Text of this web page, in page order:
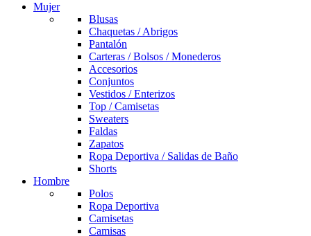
Mujer
Blusas
Chaquetas / Abrigos
Pantalón
Carteras / Bolsos / Monederos
Accesorios
Conjuntos
Vestidos / Enterizos
Top / Camisetas
Sweaters
Faldas
Zapatos
Ropa Deportiva / Salidas de Baño
Shorts
Hombre
Polos
Ropa Deportiva
Camisetas
Camisas